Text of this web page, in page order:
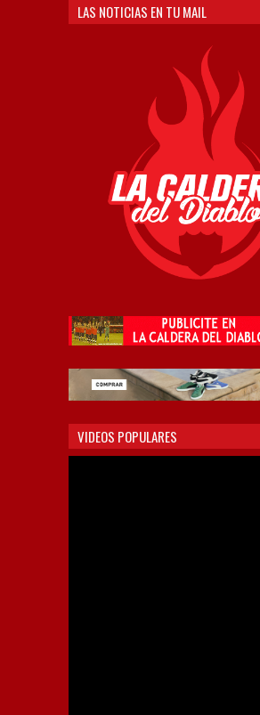
LAS NOTICIAS EN TU MAIL
VIDEOS POPULARES